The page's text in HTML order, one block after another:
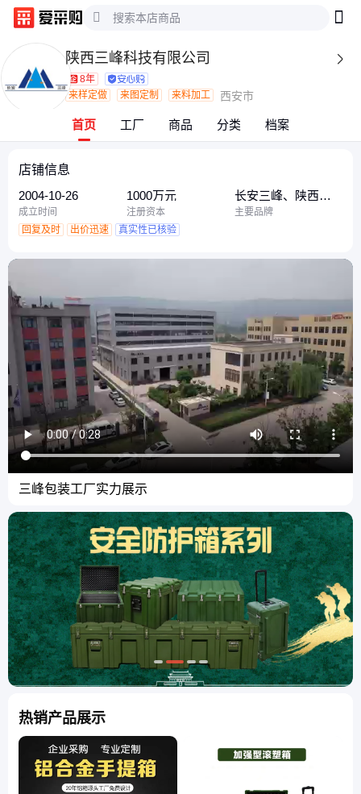
陕西三峰科技有限公司 
8年
来样定做
来图定制 来料加工 西安市
首页 工厂 商品 分类 档案
店铺信息
2004-10-26
成立时间
1000万元
注册资本
长安三峰、陕西三
峰
主要品牌
回复及时
出价迅速 真实性已核验
三峰包装工厂实力展示
热销产品展示